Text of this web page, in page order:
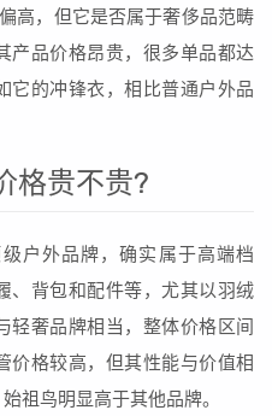
高，但它是否属于奢侈品范畴
产品价格昂贵，很多单品都达
它的冲锋衣，相比普通户外品
格贵不贵?
户外品牌，确实属于高端档
、背包和配件等，尤其以羽绒
轻奢品牌相当，整体价格区间
价格较高，但其性能与价值相
祖鸟明显高于其他品牌。